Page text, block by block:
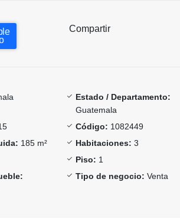
Compartir
Estado / Departamento:
Guatemala
Código: 1082449
185 m² Habitaciones: 3
Piso: 1
Tipo de negocio: Venta